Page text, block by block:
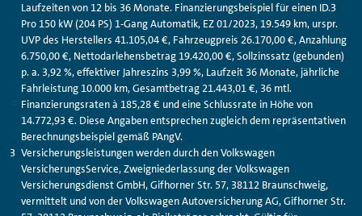
Laufzeiten von 12 bis 36 Monate. Finanzierungsbeispiel für einen ID.3
Pro 150 kW (204 PS) 1-Gang Automatik, EZ 01/2023, 19.549 km, urspr.
UVP des Herstellers 41.105,04 €, Fahrzeugpreis 26.170,00 €, Anzahlung
6.750,00 €, Nettodarlehensbetrag 19.420,00 €, Sollzinssatz (gebunden)
p. a. 3,92 %, effektiver Jahreszins 3,99 %, Laufzeit 36 Monate, jährliche
Fahrleistung 10.000 km, Gesamtbetrag 21.443,01 €, 36 mtl.
Finanzierungsraten à 185,28 € und eine Schlussrate in Höhe von
14.772,93 €. Diese Angaben entsprechen zugleich dem repräsentativen
Berechnungsbeispiel gemäß PAngV.
Versicherungsleistungen werden durch den Volkswagen
VersicherungsService, Zweigniederlassung der Volkswagen
Versicherungsdienst GmbH, Gifhorner Str. 57, 38112 Braunschweig,
vermittelt und von der Volkswagen Autoversicherung AG, Gifhorner Str.